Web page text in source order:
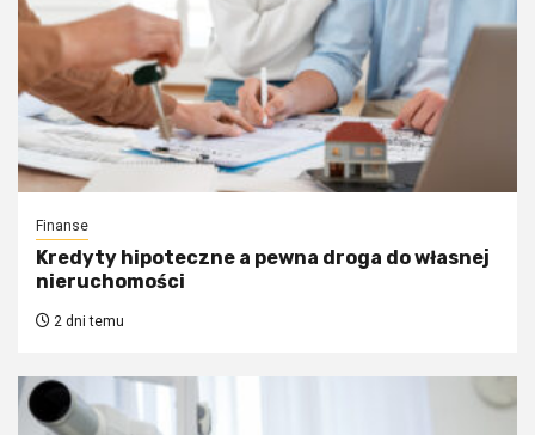
Finanse
Kredyty hipoteczne a pewna droga do własnej
nieruchomości
2 dni temu